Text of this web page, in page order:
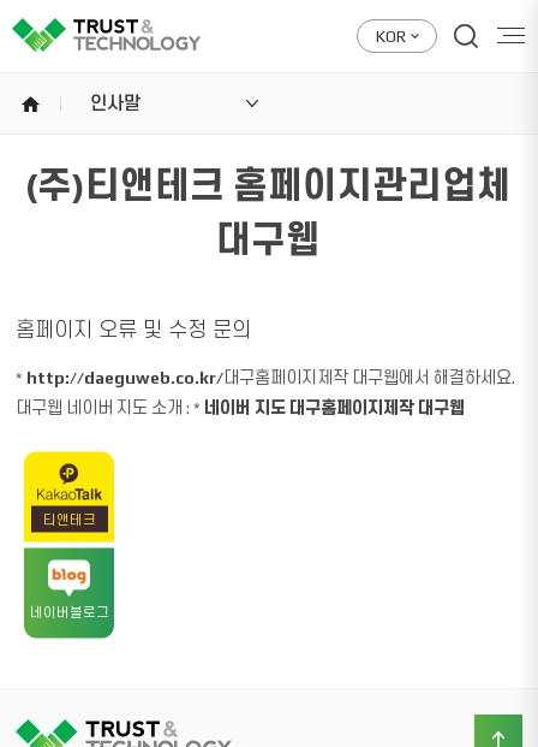
KOR
티앤테크
네이버블로그
home인사말
(주)티앤테크 홈페이지관리업체
대구웹
홈페이지 오류 및 수정 문의
* http://daeguweb.co.kr/대구홈페이지제작 대구웹에서 해결하세요.
대구웹 네이버 지도 소개 : * 네이버 지도 대구홈페이지제작 대구웹